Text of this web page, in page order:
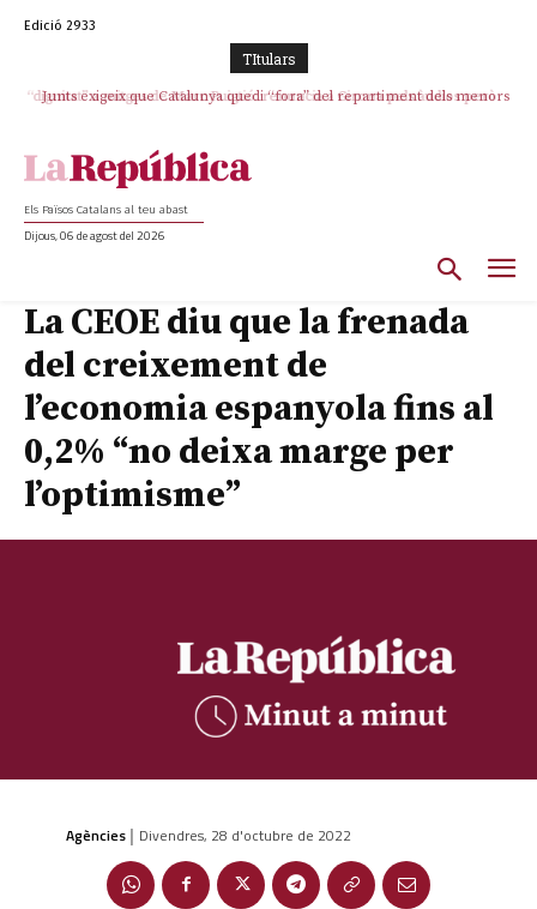
Edició 2933
TItulars
Junts exigeix que Catalunya quedi “fora” del repartiment dels menors
Els Països Catalans al teu abast
Dijous, 06 de agost del 2026
La CEOE diu que la frenada
del creixement de
l’economia espanyola fins al
0,2% “no deixa marge per
l’optimisme”
Agències | Divendres, 28 d'octubre de 2022